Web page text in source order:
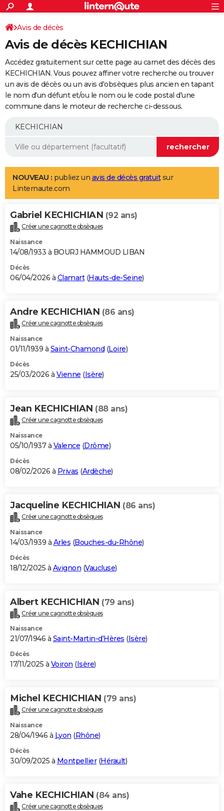
ACTUALITÉS
Politique
Société
Faits Divers
Education
Monde
Villes
+
SPORT
Coupe du monde 2026
Football
Tennis
Cyclisme
Rugby
Forum
Programme TV
TNT
Streaming
Cinéma
Sorties cinéma
Musique
+
FINANCE
Impôts
Immobilier
Risques naturels par ville
Banque
Assurance
Crédit
AUTO
Essais
Réserver un essai
Citadines
Berlines
SUV
Forum auto
+
Mobiles
Meilleur smartphone
Internet
Ordinateurs
Jeux vidéo
Guide high-tech
Aménagement intérieur
LIFESTYLE
Art de vivre
Bien-être
Loisirs
Mode
Modes de vie
Alimentation
Guide de la santé
Maladies
Médicaments
Sommeil
VOYAGE
Destinations
City break
Voyage nature
Voyage de noces
Forum
Climat
+PHOTO
GUIDES D'ACHAT
BONS PLANS
Carte de Noël
Carte Bonne année
Carte Saint-Valentin
Carte Pâques
Carte d'anniversaire
DICTIONNAIRE
Dictionnaire
Biographies
Citations
Expressions
Proverbes
PROGRAMME TV
S'inscrire
Se connecter
Lycées
Collèges
Primaires
Universités
Entreprises
Service militaire
Avis de recherche
AVIS DE DÉCÈS
Bricolage
Lifestyle
Culture
Sport
Auto
Television
Voyage
Cinema
Avis de décès
Avis de décès KECHICHIAN
Accédez gratuitement sur cette page au carnet des décès des
KECHICHIAN. Vous pouvez affiner votre recherche ou trouver
un avis de décès ou un avis d'obsèques plus ancien en tapant
le nom d'un défunt et/ou le nom ou le code postal d'une
commune dans le moteur de recherche ci-dessous.
NOUVEAU : publiez un avis de décès gratuitsur
Linternaute.com
Gabriel KECHICHIAN (92 ans)
Créer une cagnotte obsèques
Naissance
14/08/1933 à BOURJ HAMMOUD LIBAN
Décès
06/04/2026 à Clamart(Hauts-de-Seine)
Andre KECHICHIAN (86 ans)
Créer une cagnotte obsèques
Naissance
01/11/1939 à Saint-Chamond (Loire)
Décès
25/03/2026 à Vienne (Isère)
Jean KECHICHIAN (88 ans)
Créer une cagnotte obsèques
Naissance
05/10/1937 à Valence (Drôme)
Décès
08/02/2026 à Privas (Ardèche)
Jacqueline KECHICHIAN (86 ans)
Créer une cagnotte obsèques
Naissance
14/03/1939 à Arles (Bouches-du-Rhône)
Décès
18/12/2025 à Avignon (Vaucluse)
Albert KECHICHIAN (79 ans)
Créer une cagnotte obsèques
Naissance
21/07/1946 à Saint-Martin-d'Hères (Isère)
Décès
17/11/2025 à Voiron (Isère)
Michel KECHICHIAN (79 ans)
Créer une cagnotte obsèques
Naissance
28/04/1946 à Lyon (Rhône)
Décès
30/09/2025 à Montpellier(Hérault)
Vahe KECHICHIAN (84 ans)
Créer une cagnotte obsèques